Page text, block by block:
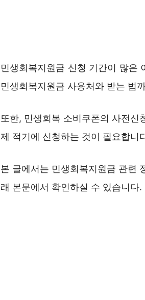
민생회복지원금 신청 기간이 많은
민생회복지원금 사용처와 받는 법
또한, 민생회복 소비쿠폰의 사전신
제 적기에 신청하는 것이 필요합니
본 글에서는 민생회복지원금 관련
래 본문에서 확인하실 수 있습니다.